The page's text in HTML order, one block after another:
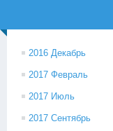
2016 Декабрь
2017 Февраль
2017 Июль
2017 Сентябрь